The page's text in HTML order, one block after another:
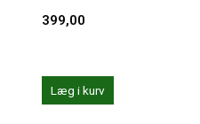
399,00
Læg i kurv